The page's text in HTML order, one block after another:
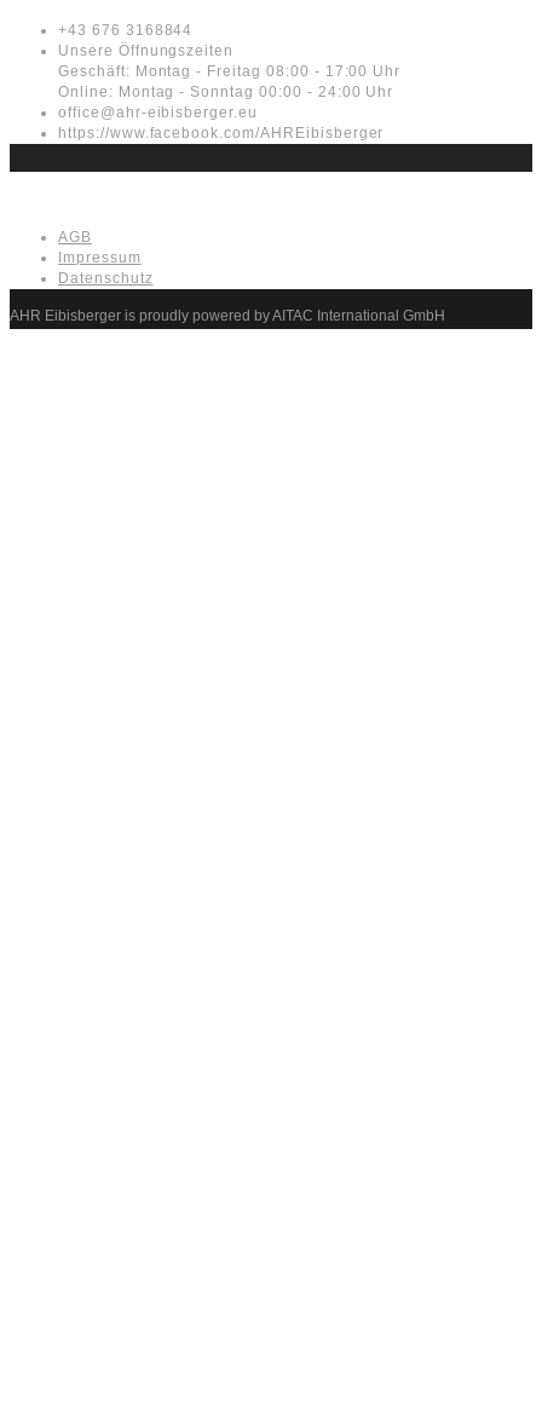
+43 676 3168844
Unsere Öffnungszeiten
Geschäft: Montag - Freitag 08:00 - 17:00 Uhr
Online: Montag - Sonntag 00:00 - 24:00 Uhr
office@ahr-eibisberger.eu
https://www.facebook.com/AHREibisberger
AGB
Impressum
Datenschutz
AHR Eibisberger is proudly powered by AITAC International GmbH